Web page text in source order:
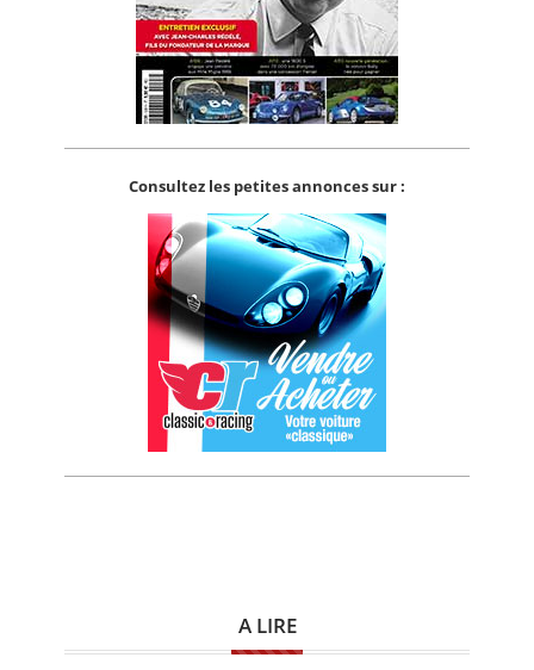
Consultez les petites annonces sur :
A LIRE